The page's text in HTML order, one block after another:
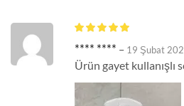
**** **** – 19 Şubat
Ürün gayet kullanışlı